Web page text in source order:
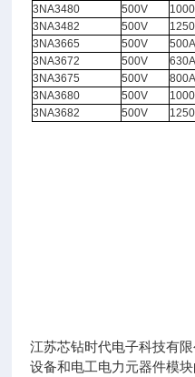
3NA3480
500V
3NA3482
500V
3NA3665
500V
500A
3NA3672
500V
630A
3NA3675
500V
800A
3NA3680
500V
3NA3682
500V
江苏芯钻时代电子科技有
设备和电工电力元器件模